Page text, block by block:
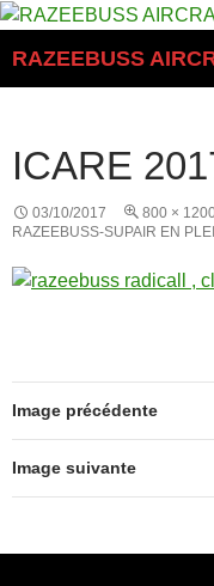
Aller
contenu
RAZEEBUSS
ICARE
03/10/2017 800 ×
RAZEEBUSS-SUPAIR EN
Image précédente
Image suivante